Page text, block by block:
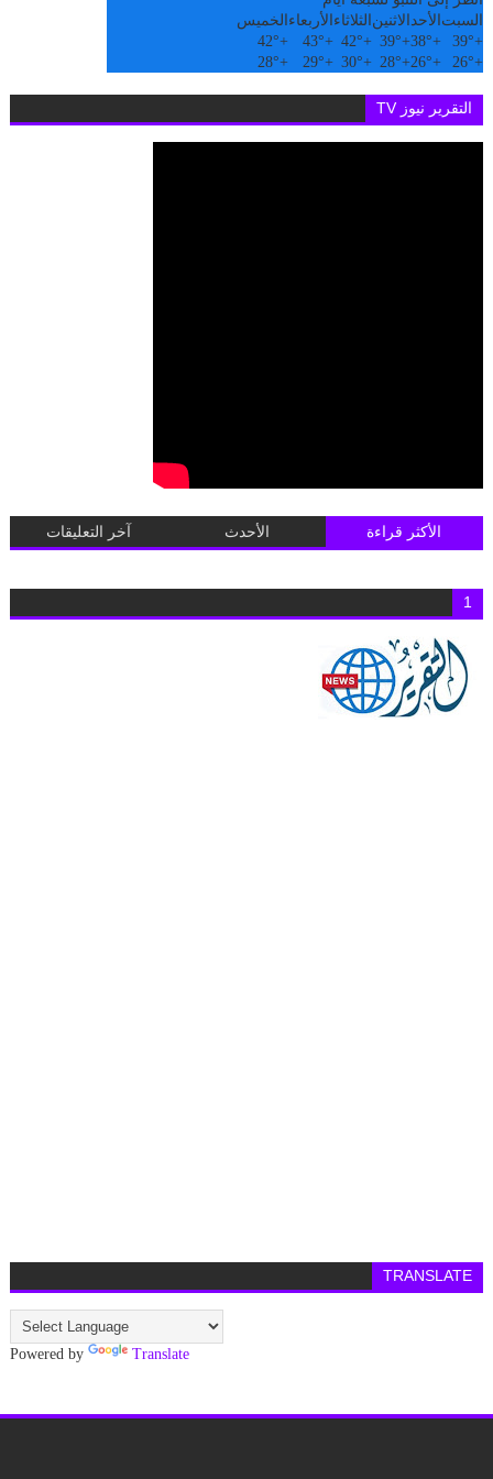
السبت الأحدالاثنين الثلاثاء الأربعاء الخميس
+
39°
+
38°
+
39°
+
42°
+
43°
+
42°
+
26°
+
26°
+
28°
+
30°
+
29°
+
28°
التقرير نيوز TV
الأكثر قراءة الأحدث آخر التعليقات
1
TRANSLATE
Powered by Translate